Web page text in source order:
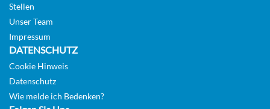
Stellen
Unser Team
Impressum
DATENSCHUTZ
Cookie Hinweis
Datenschutz
Wie melde ich Bedenken?